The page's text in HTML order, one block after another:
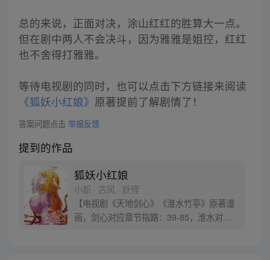
总的来说，正面对决，涂山红红的胜算大一点。
但在剧中两人不会决斗，因为雅雅是姐控，红红
也不舍得打雅雅。
等待电视剧的同时，也可以点击下方链接来阅读
《狐妖小红娘》 原著提前了解剧情了！
答案问题点击 举报反馈
提到的作品
狐妖小红娘
小新 · 古风 · 妖怪
【电视剧《天地剑心》《淮水竹亭》原著漫
画，剑心对应章节指路：39-85，淮水对应